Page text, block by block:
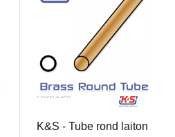
KS8138
K&S - Tube rond laiton